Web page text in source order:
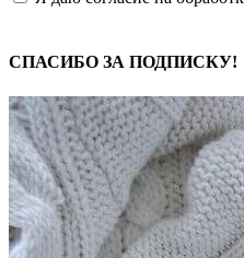
СПАСИБО ЗА ПОДПИСКУ!